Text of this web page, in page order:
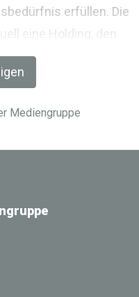
erfüllen. Die
eine Holding, den
und mit der BIM
für Akteure der